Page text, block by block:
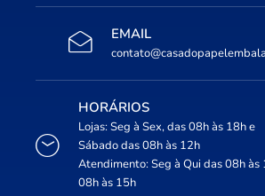
EMAIL
HORÁRIOS
Lojas: Seg à Sex, das 08h às 18h e
Sábado das 08h às 12h
Atendimento: Seg à Qui das 08h às
08h às 15h